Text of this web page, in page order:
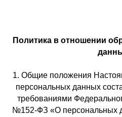
Политика в отношении
1. Общие положения
персональных данных
требованиями
№152-ФЗ «О персональных